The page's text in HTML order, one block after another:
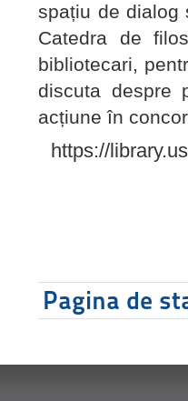
spațiu de dialog
Catedra de
bibliotecari,
discuta despre
acțiune în
https://
Pagina de